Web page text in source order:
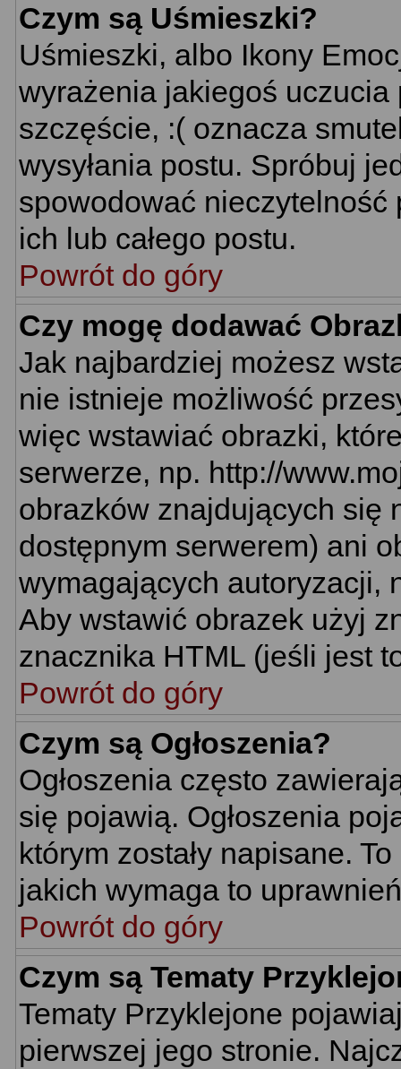
Czym są Uśmieszki?
Uśmieszki, albo Ikony
wyrażenia jakiegoś
szczęście, :( oznacza
wysyłania postu. Spróbuj
spowodować
ich lub całego postu.
Powrót do góry
Czy mogę dodawać
Jak najbardziej możesz
nie istnieje możliwość
więc wstawiać obrazki,
serwerze, np. http://
obrazków znajdujących się
dostępnym serwerem) ani
wymagających autoryzacji,
Aby wstawić obrazek użyj
znacznika HTML (jeśli jest
Powrót do góry
Czym są Ogłoszenia?
Ogłoszenia często
się pojawią. Ogłoszenia
którym zostały napisane.
jakich wymaga to
Powrót do góry
Czym są Tematy
Tematy Przyklejone
pierwszej jego stronie.